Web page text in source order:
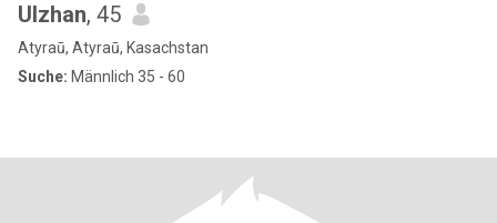
Ulzhan, 45
Atyraū, Atyraū, Kasachstan
Suche: Männlich 35 - 60